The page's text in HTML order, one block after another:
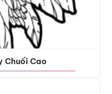
Chuối Cao